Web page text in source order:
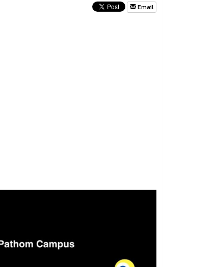
Email